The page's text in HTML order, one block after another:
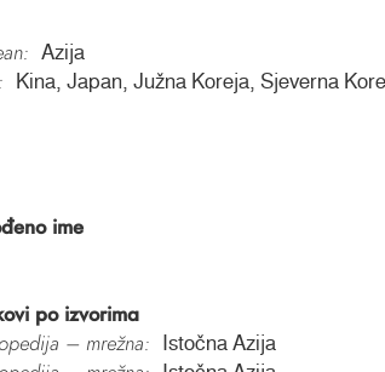
Azija
Kina, Japan, Južna Koreja, Sjeverna
ime
po izvorima
– mrežna:
Istočna Azija